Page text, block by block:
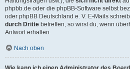
phpbb.de oder die phpBB-Software selbst
oder phpBB Deutschland e. V. E-Mails
durch Dritte betreffen, so wirst du, wenn
Antwort erhalten.
Nach oben